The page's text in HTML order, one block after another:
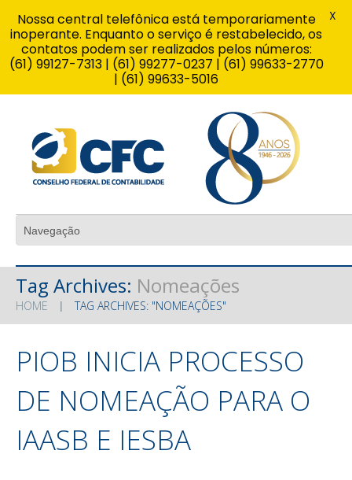
Tag Archives: Nomeações
HOME TAG ARCHIVES: "NOMEAÇÕES"
PIOB INICIA PROCESSO
DE NOMEAÇÃO PARA O
IAASB E IESBA
Nossa central telefônica está temporariamente
inoperante. Enquanto o serviço é restabelecido, os
contatos podem ser realizados pelos números:
(61) 99127-7313 | (61) 99277-0237 | (61) 99633-2770
| (61) 99633-5016
X